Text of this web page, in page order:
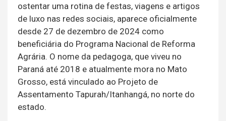
ostentar uma rotina de festas, viagens e artigos
de luxo nas redes sociais, aparece oficialmente
desde 27 de dezembro de 2024 como
beneficiária do Programa Nacional de Reforma
Agrária. O nome da pedagoga, que viveu no
Paraná até 2018 e atualmente mora no Mato
Grosso, está vinculado ao Projeto de
Assentamento Tapurah/Itanhangá, no norte do
estado.